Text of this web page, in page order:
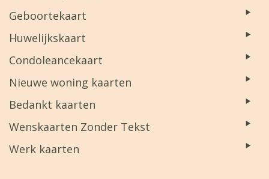
Geboortekaart
Huwelijkskaart
Condoleancekaart
Nieuwe woning kaarten
Bedankt kaarten
Wenskaarten Zonder Tekst
Werk kaarten